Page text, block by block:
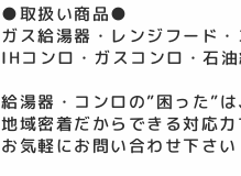
●取扱い商品●
ガス給湯器・レンジフード
IHコンロ・ガスコンロ・石
給湯器・コンロの”困った”
地域密着だからできる対応
お気軽にお問い合わせ下さい